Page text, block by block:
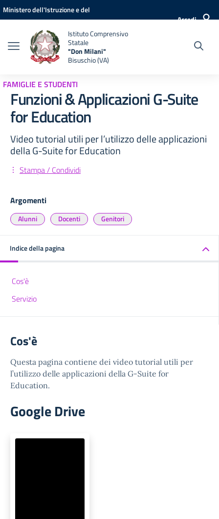
Vai ai contenuti
Vai al menu di navigazione
Vai al footer
Ministero dell'Istruzione e del
Accedi
Istituto Comprensivo
Statale
"Don Milani"
Bisuschio (VA)
FAMIGLIE E STUDENTI
Funzioni & Applicazioni G-Suite
for Education
Video tutorial utili per l’utilizzo delle applicazioni
della G-Suite for Education
Stampa / Condividi
Argomenti
Alunni Docenti Genitori
Indice della pagina
Cos'è
Servizio
Cos'è
Questa pagina contiene dei video tutorial utili per
l’utilizzo delle applicazioni della G-Suite for
Education.
Google Drive